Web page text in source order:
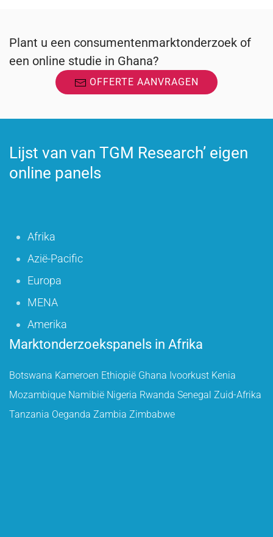
Plant u een consumentenmarktonderzoek of
een online studie in Ghana?
OFFERTE AANVRAGEN
Lijst van van TGM Research’ eigen
online panels
Afrika
Azië-Pacific
Europa
MENA
Amerika
Marktonderzoekspanels in Afrika
Botswana Kameroen Ethiopië Ghana Ivoorkust Kenia
Mozambique Namibië Nigeria Rwanda Senegal Zuid-Afrika
Tanzania Oeganda Zambia Zimbabwe